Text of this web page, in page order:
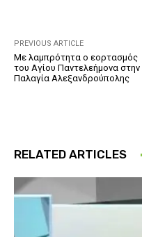
PREVIOUS ARTICLE
Με λαμπρότητα ο εορτασμός
του Αγίου Παντελεήμονα στην
Παλαγία Αλεξανδρούπολης
RELATED ARTICLES